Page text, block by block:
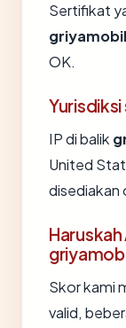
Sertifikat
OK.
IP di balik
United
disediakan
Skor kami
valid,